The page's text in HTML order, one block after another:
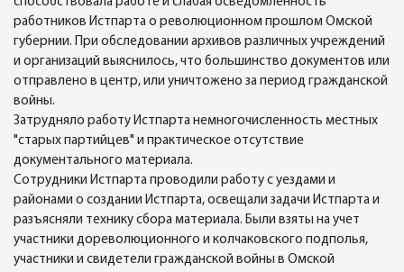
работников Истпарта о революционном прошлом Омской
губернии. При обследовании архивов различных учреждений
и организаций выяснилось, что большинство документов или
отправлено в центр, или уничтожено за период гражданской
войны.
Затрудняло работу Истпарта немногочисленность местных
"старых партийцев" и практическое отсутствие
документального материала.
Сотрудники Истпарта проводили работу с уездами и
районами о создании Истпарта, освещали задачи Истпарта и
разъясняли технику сбора материала. Были взяты на учет
участники дореволюционного и колчаковского подполья,
участники и свидетели гражданской войны в Омской